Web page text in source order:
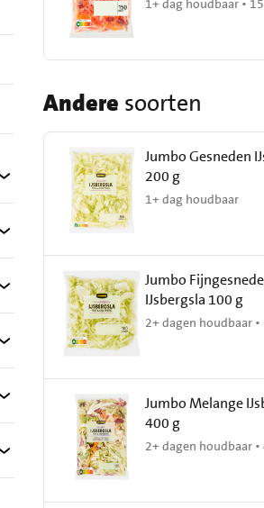
1+ dag houdbaar •
Andere soorten
Jumbo Gesneden
200 g
1+ dag houdbaar
Jumbo
IJsbergsla 100 g
2+ dagen houdbaar •
Jumbo Melange
400 g
2+ dagen houdbaar •